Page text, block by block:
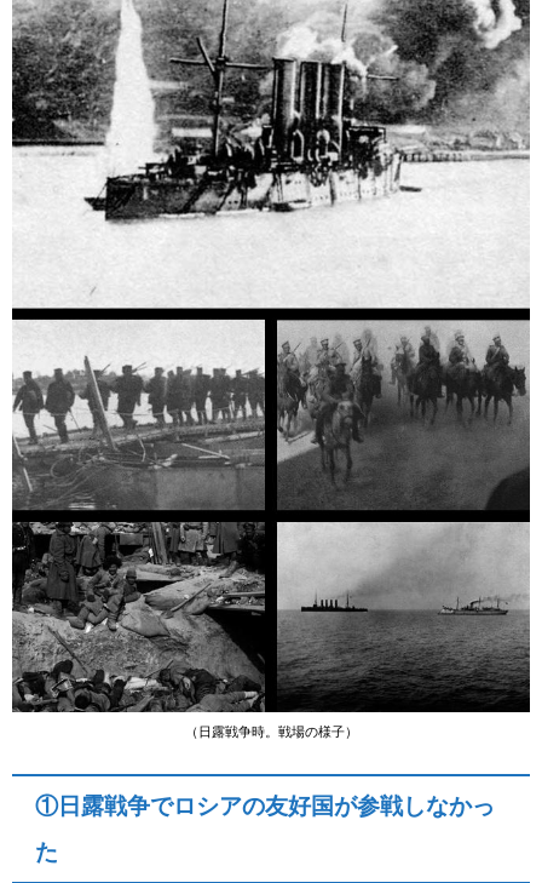
（日露戦争時。戦場の様子）
①日露戦争でロシアの友好国が参戦しなかっ
た